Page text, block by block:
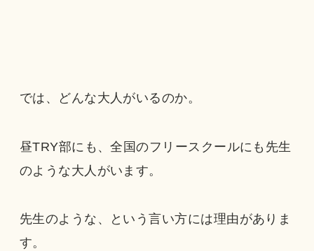
では、どんな大人がいるのか。
昼TRY部にも、全国のフリースクールにも先生
のような大人がいます。
先生のような、という言い方には理由がありま
す。